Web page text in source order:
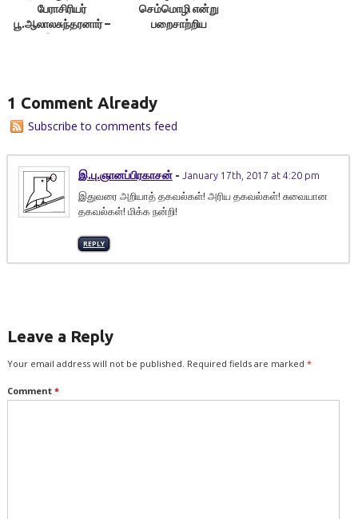
பேராசிரியர்
பூ.ஆலாலசுந்தரனார் –
செம்மொழி என்று
பறைசாற்றிய
1 Comment Already
Subscribe to comments feed
இ.பு.ஞானப்பிரகாசன் - January 17th, 2017 at 4:20 pm
இதுவரை அறியாத் தகவல்கள்! அரிய தகவல்கள்! சுவையான
தகவல்கள்! மிக்க நன்றி!
REPLY
Leave a Reply
Your email address will not be published. Required fields are marked *
Comment *